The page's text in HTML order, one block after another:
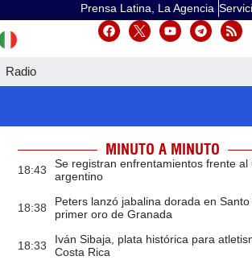
Prensa Latina, La Agencia
Radio
MINUTO A MINUTO
18:43
Se registran enfrentamientos frente al
argentino
18:38
Peters lanzó jabalina dorada en
primer oro de Granada
18:33
Iván Sibaja, plata histórica para
Costa Rica